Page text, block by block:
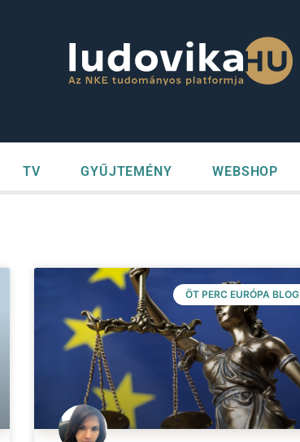
TV GYŰJTEMÉNY WEBSHOP
ÖT PERC EURÓPA BLOG